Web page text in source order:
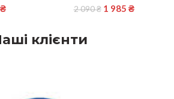
₴ 2 090₴ 1 985 ₴
клієнти